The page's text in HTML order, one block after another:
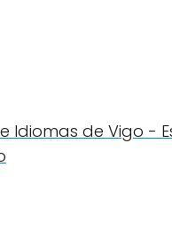
Idiomas de Vigo -